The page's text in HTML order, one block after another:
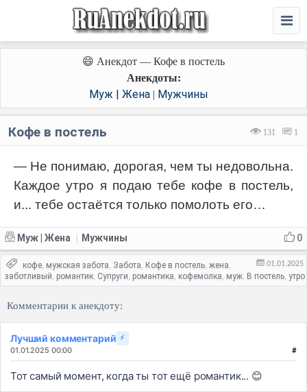
😄 Анекдот — Кофе в постель
Анекдоты:
Муж | Жена| Мужчины
131 1
Кофе в постель
— Не понимаю, дорогая, чем ты недовольна.
Каждое утро я подаю тебе кофе в постель,
и... тебе остаётся только помолоть его…
0
Муж | Жена Мужчины
01.01.2025
кофе, мужская забота, Забота, Кофе в постель, жена,
заботливый, романтик, Супруги, романтика, кофемолка, муж, В постель, утро
Комментарии к анекдоту:
Лучший комментарий ⚡
01.01.2025 00:00 #
Тот самый момент, когда ты тот ещё романтик... 😊